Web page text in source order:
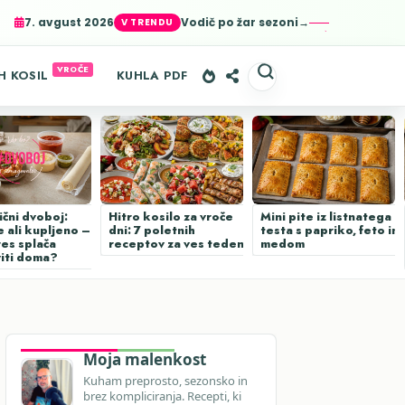
7. avgust 2026 Vodič po žar sezoni→
KOSIL KUHLA PDF
dvoboj:
ali kupljeno –
splača
doma?
Hitro kosilo za vroče
dni: 7 poletnih
receptov za ves teden
Mini pite iz listnatega
testa s papriko, feto in
medom
Moja malenkost
Kuham preprosto, sezonsko in
brez kompliciranja. Recepti, ki
agent
usage
LEARN MORE GOT IT